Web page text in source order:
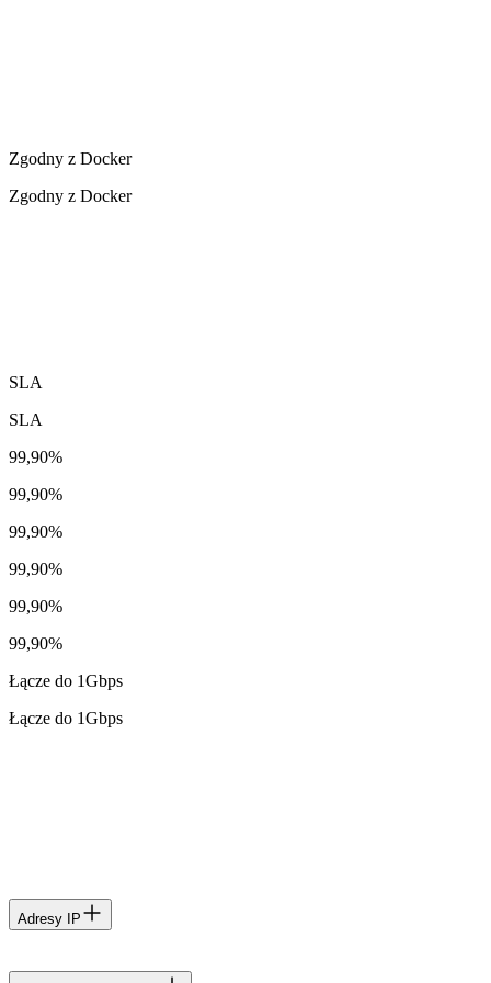
Zgodny z Docker
Zgodny z Docker
SLA
SLA
99,90%
99,90%
99,90%
99,90%
99,90%
99,90%
Łącze do 1Gbps
Łącze do 1Gbps
Adresy IP
IPv4 w cenie